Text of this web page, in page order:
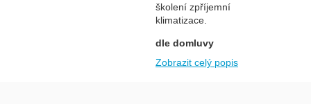
školení zpříjemní
klimatizace.
dle domluvy
Zobrazit celý popis